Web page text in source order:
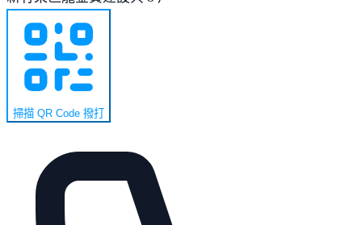
掃描 QR Code 撥打